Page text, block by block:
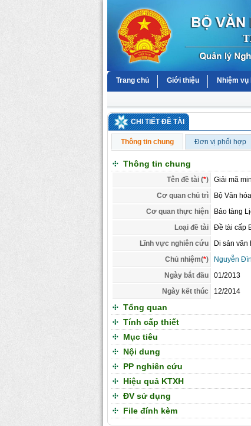
Trang chủ Giới thiệu Nhiệm vụ
CHI TIẾT ĐỀ TÀI
Thông tin chung Đơn vị phối hợp
Thông tin chung
Tên đề tài (*)
Giải mã
Cơ quan chủ trì
Bộ Văn
Cơ quan thực hiện
Bảo tàng
Loại đề tài
Đề tài cấp
Lĩnh vực nghiên cứu
Di sản văn
Chủ nhiệm(*)
Nguyễn
Ngày bắt đầu
01/2013
Ngày kết thúc
12/2014
Tổng quan
Tính cấp thiết
Mục tiêu
Nội dung
PP nghiên cứu
Hiệu quả KTXH
ĐV sử dụng
File đính kèm